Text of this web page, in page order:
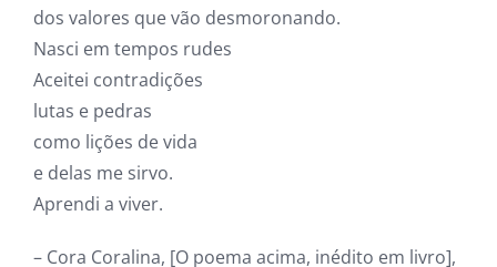
dos valores que vão desmoronando.
Nasci em tempos rudes
Aceitei contradições
lutas e pedras
como lições de vida
e delas me sirvo.
Aprendi a viver.
– Cora Coralina, [O poema acima, inédito em livro],